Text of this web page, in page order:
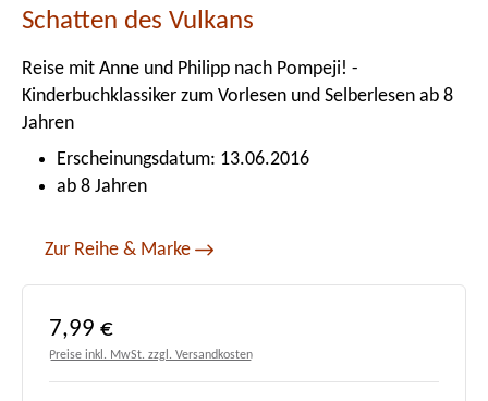
Schatten des Vulkans
Reise mit Anne und Philipp nach Pompeji! -
Kinderbuchklassiker zum Vorlesen und Selberlesen ab 8
Jahren
Erscheinungsdatum: 13.06.2016
ab 8 Jahren
Zur Reihe & Marke
Regulärer Preis:
7,99 €
Preise inkl. MwSt. zzgl. Versandkosten